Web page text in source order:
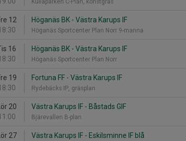
Kullaparken C-Plan, konstgräs
12
Höganäs BK - Västra Karups IF
Höganäs Sportcenter Plan Norr 9-manna
16
Höganäs BK - Västra Karups IF
Höganäs Sportcenter Plan Norr
19
Fortuna FF - Västra Karups IF
Rydebäcks IP, gräsplan
Lör 20
Västra Karups IF - Båstads GIF
Bjärevallen B-plan
Lör 27
Västra Karups IF - Eskilsminne IF blå